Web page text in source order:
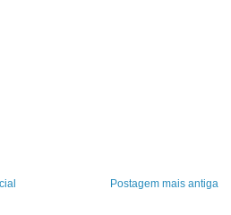
Postagem mais antiga